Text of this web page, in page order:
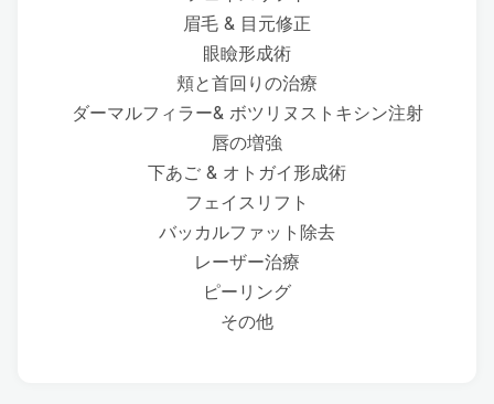
眉毛 & 目元修正
眼瞼形成術
頬と首回りの治療
ダーマルフィラー& ボツリヌストキシン注射
唇の増強
下あご & オトガイ形成術
フェイスリフト
バッカルファット除去
レーザー治療
ピーリング
その他